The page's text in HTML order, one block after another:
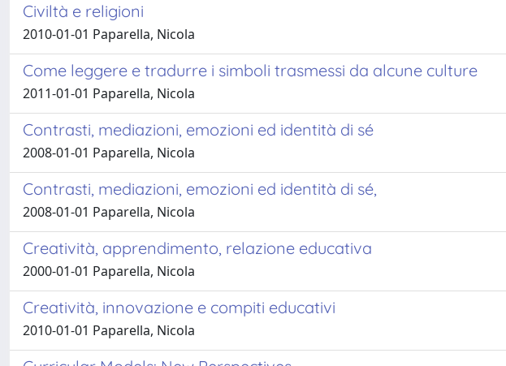
Civiltà e religioni
2010-01-01 Paparella, Nicola
Come leggere e tradurre i simboli trasmessi da alcune culture
2011-01-01 Paparella, Nicola
Contrasti, mediazioni, emozioni ed identità di sé
2008-01-01 Paparella, Nicola
Contrasti, mediazioni, emozioni ed identità di sé,
2008-01-01 Paparella, Nicola
Creatività, apprendimento, relazione educativa
2000-01-01 Paparella, Nicola
Creatività, innovazione e compiti educativi
2010-01-01 Paparella, Nicola